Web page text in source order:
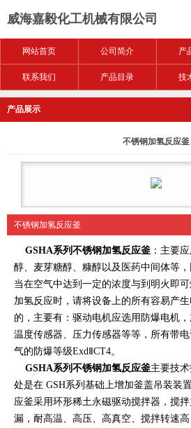
威海嘉毅化工机械有限公司
网站首页 公司简介 产
联系我们 产品目录 技
产品展示
不锈钢加氢反应釜
不锈钢加氢反应釜
GSHA系列不锈钢加氢反应釜 ：主要
醇、麦芽糖醇、糠醇以及医药中间体等
当在空气中达到一定的浓度与到明火即
加氢反应时，请将设备上的所有容易产
的，主要有：驱动电机应选用防爆电机
温度传感器、压力传感器等等，所有带
气的防爆等级ExdⅡCT4。
GSHA系列不锈钢加氢反应釜主要技
处是在 GSH系列基础上增加釜盖吊装装
应釜采用环形稀土永磁驱动搅拌器，搅
漏，耐高温、高压、高真空、搅拌转速